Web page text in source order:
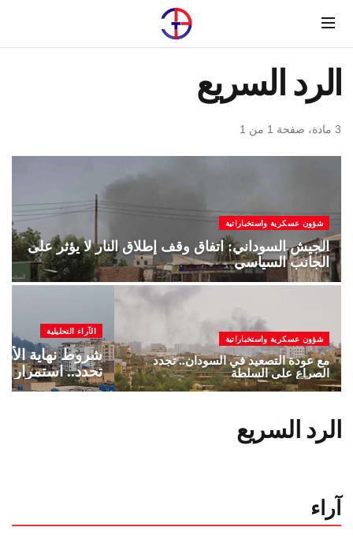
Menu
الرد السريع
3 مادة، صفحة 1 من 1
شؤون عسكرية واستخباراتية
الجيش السوداني: اتفاق وقف إطلاق النار لا يؤثر على
الجانب السياسي
شؤون عسكرية واستخباراتية
مع عودة التصعيد في السودان.. تجدد
الصراع على السلطة
الآراء التحليلية
شروط نهاية
تحدد.. استمرار
الرد السريع
آراء